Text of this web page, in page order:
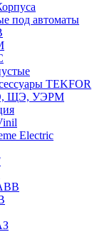
под автоматы
TEKFOR
ЩЭ, УЭРМ
Electric